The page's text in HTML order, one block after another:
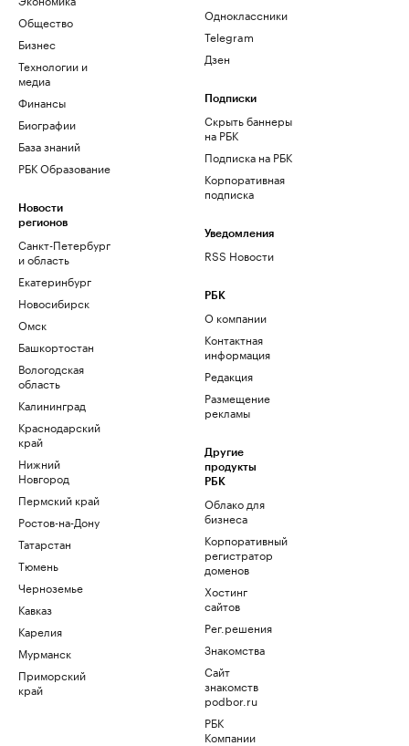
Общество
Бизнес
Технологии и
медиа
Финансы
Биографии
База знаний
РБК Образование
Новости
регионов
Санкт-Петербург
и область
Екатеринбург
Новосибирск
Омск
Башкортостан
Вологодская
область
Калининград
Краснодарский
край
Нижний
Новгород
Пермский край
Ростов-на-Дону
Татарстан
Тюмень
Черноземье
Кавказ
Карелия
Мурманск
Приморский
край
Одноклассники
Telegram
Дзен
Подписки
Скрыть баннеры
на РБК
Подписка на РБК
Корпоративная
подписка
Уведомления
RSS Новости
РБК
О компании
Контактная
информация
Редакция
Размещение
рекламы
Другие
продукты
РБК
Облако для
бизнеса
Корпоративный
регистратор
доменов
Хостинг
сайтов
Рег.решения
Знакомства
Сайт
знакомств
podbor.ru
РБК
Компании